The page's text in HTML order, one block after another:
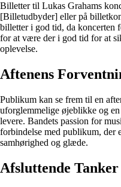
Billetter til Lukas Grahams
[Billetudbyder] eller på
billetter i god tid, da koncerten
for at være der i god tid for at
oplevelse.
Aftenens
Publikum kan se frem til en
uforglemmelige øjeblikke og
levere. Bandets passion for
forbindelse med publikum, der
samhørighed og glæde.
Afsluttende Tanker